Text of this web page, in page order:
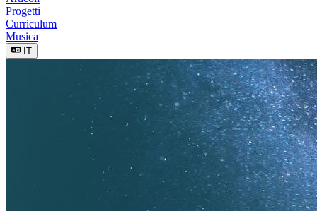
Progetti
Curriculum
Musica
IT